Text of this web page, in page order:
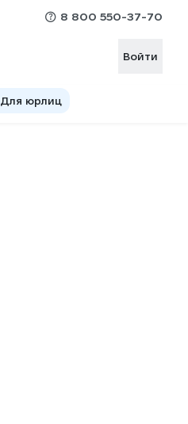
8 800 550-37-70
Войти
Для юрлиц